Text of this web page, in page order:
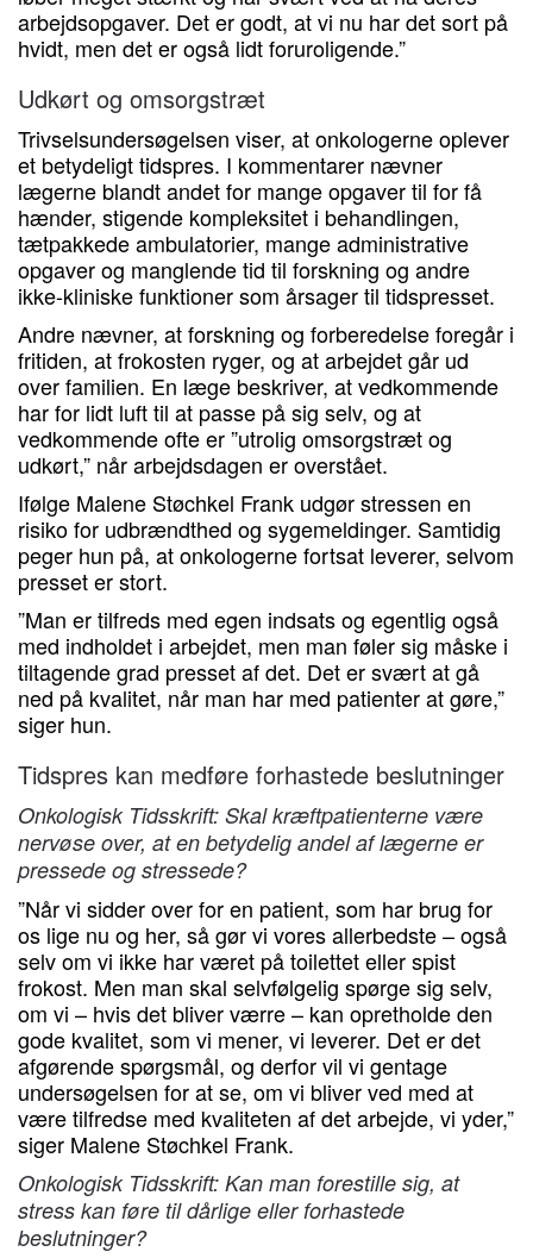
arbejdsopgaver. Det er godt, at vi nu har det sort på
hvidt, men det er også lidt foruroligende.”
Udkørt og omsorgstræt
Trivselsundersøgelsen viser, at onkologerne oplever
et betydeligt tidspres. I kommentarer nævner
lægerne blandt andet for mange opgaver til for få
hænder, stigende kompleksitet i behandlingen,
tætpakkede ambulatorier, mange administrative
opgaver og manglende tid til forskning og andre
ikke-kliniske funktioner som årsager til tidspresset.
Andre nævner, at forskning og forberedelse foregår i
fritiden, at frokosten ryger, og at arbejdet går ud
over familien. En læge beskriver, at vedkommende
har for lidt luft til at passe på sig selv, og at
vedkommende ofte er ”utrolig omsorgstræt og
udkørt,” når arbejdsdagen er overstået.
Ifølge Malene Støchkel Frank udgør stressen en
risiko for udbrændthed og sygemeldinger. Samtidig
peger hun på, at onkologerne fortsat leverer, selvom
presset er stort.
”Man er tilfreds med egen indsats og egentlig også
med indholdet i arbejdet, men man føler sig måske i
tiltagende grad presset af det. Det er svært at gå
ned på kvalitet, når man har med patienter at gøre,”
siger hun.
Tidspres kan medføre forhastede beslutninger
Onkologisk Tidsskrift: Skal kræftpatienterne være
nervøse over, at en betydelig andel af lægerne er
pressede og stressede?
”Når vi sidder over for en patient, som har brug for
os lige nu og her, så gør vi vores allerbedste – også
selv om vi ikke har været på toilettet eller spist
frokost. Men man skal selvfølgelig spørge sig selv,
om vi – hvis det bliver værre – kan opretholde den
gode kvalitet, som vi mener, vi leverer. Det er det
afgørende spørgsmål, og derfor vil vi gentage
undersøgelsen for at se, om vi bliver ved med at
være tilfredse med kvaliteten af det arbejde, vi yder,”
siger Malene Støchkel Frank.
Onkologisk Tidsskrift: Kan man forestille sig, at
stress kan føre til dårlige eller forhastede
beslutninger?